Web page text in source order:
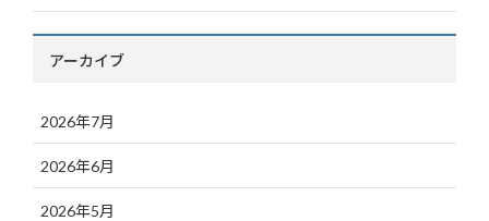
アーカイブ
2026年7月
2026年6月
2026年5月